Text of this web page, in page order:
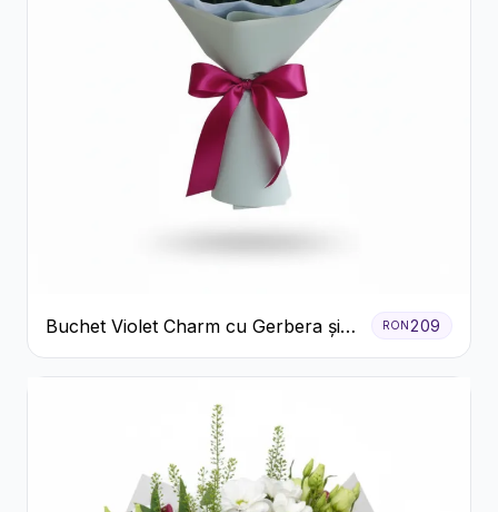
Buchet Violet Charm cu Gerbera și
Lisianthus Alb
RON209